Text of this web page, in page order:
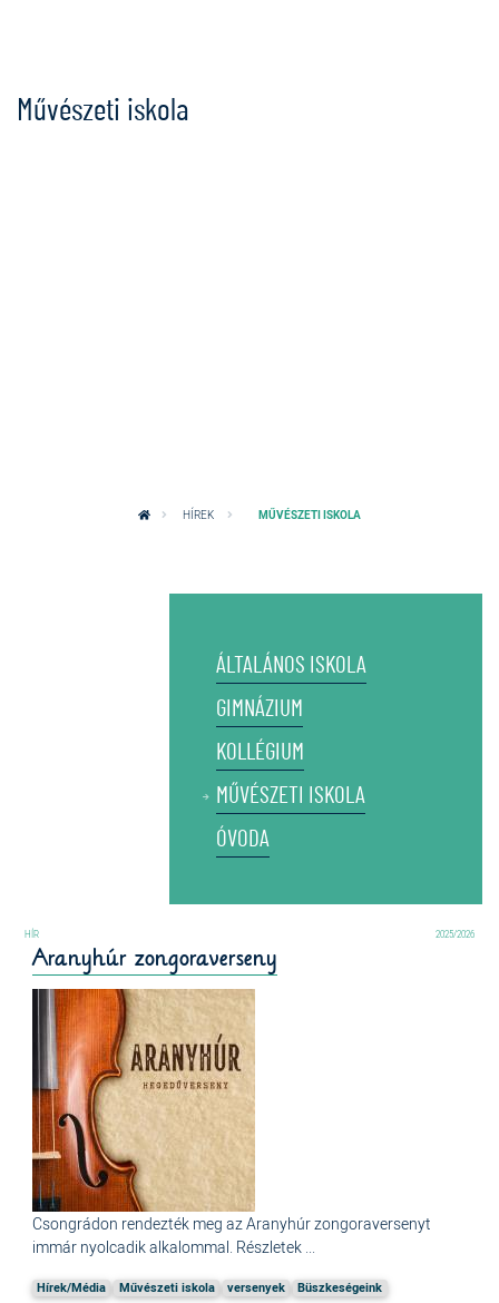
Művészeti iskola
HÍREK MŰVÉSZETI ISKOLA
ÁLTALÁNOS ISKOLA
GIMNÁZIUM
KOLLÉGIUM
MŰVÉSZETI ISKOLA
ÓVODA
2025/2026
Aranyhúr zongoraverseny
Csongrádon rendezték meg az Aranyhúr zongoraversenyt
immár nyolcadik alkalommal. Részletek ...
Hírek/Média Művészeti iskola versenyek Büszkeségeink